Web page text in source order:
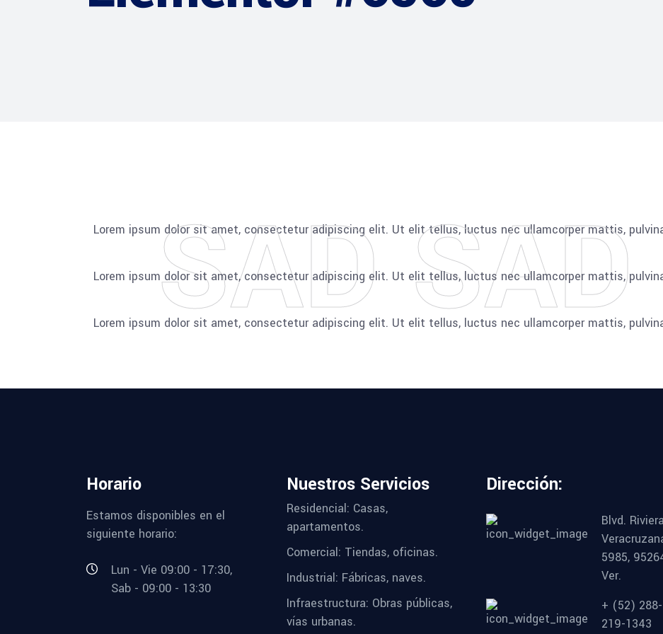
Lorem ipsum dolor sit amet, consectetur adipiscing elit. Ut elit tellus, luctus nec ullamcorper mattis,
SAD
Lorem ipsum dolor sit amet, consectetur adipiscing elit. Ut elit tellus, luctus nec ullamcorper mattis,
Lorem ipsum dolor sit amet, consectetur adipiscing elit. Ut elit tellus, luctus nec ullamcorper mattis,
Horario
Estamos disponibles en el
siguiente horario:
Lun - Vie 09:00 - 17:30,
Sab - 09:00 - 13:30
Nuestros Servicios
Residencial: Casas,
apartamentos.
Comercial: Tiendas, oficinas.
Industrial: Fábricas, naves.
Infraestructura: Obras públicas,
vías urbanas.
Dirección:
Blvd. Riviera
5985,
Ver.
+ (52) 288-
219-1343